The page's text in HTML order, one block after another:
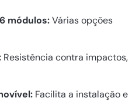
módulos:Várias opções
Resistência contra impactos,
Facilita a instalação e